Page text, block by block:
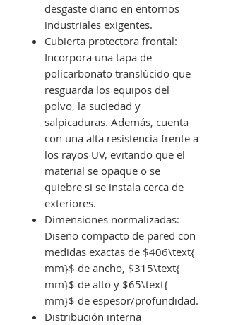
desgaste diario en entornos
industriales exigentes.
Cubierta protectora frontal:
Incorpora una tapa de
policarbonato translúcido que
resguarda los equipos del
polvo, la suciedad y
salpicaduras. Además, cuenta
con una alta resistencia frente a
los rayos UV, evitando que el
material se opaque o se
quiebre si se instala cerca de
exteriores.
Dimensiones normalizadas:
Diseño compacto de pared con
medidas exactas de $406\text{
mm}$ de ancho, $315\text{
mm}$ de alto y $65\text{
mm}$ de espesor/profundidad.
Distribución interna